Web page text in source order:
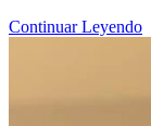
Continuar Leyendo